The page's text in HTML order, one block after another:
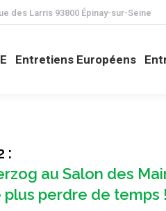
des Larris 93800 Épinay-sur-Seine
Entretiens Européens
:
au Salon des
perdre de temps
ASCPE